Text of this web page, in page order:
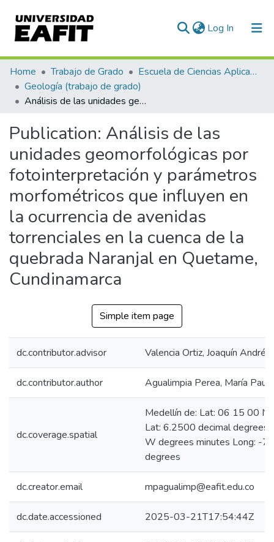
Log In (current)
Communities & Collections
All of DSpace
Home Trabajo de Grado
Escuela de Ciencias Aplicadas e Ingeniería
Geología (trabajo de grado)
Análisis de las unidades geomorfológicas por fotointerpretación y parámetros morfométricos que influyen en la ocurrencia de avenidas torrenciales en la cuenca de la quebrada Naranjal en Quetame, Cundinamarca
Publication: Análisis de las
unidades geomorfológicas por
fotointerpretación y parámetros
morfométricos que influyen en
la ocurrencia de avenidas
torrenciales en la cuenca de la
quebrada Naranjal en Quetame,
Cundinamarca
Simple item page
dc.contributor.advisor Valencia Ortiz, Joaquín Andrés
dc.contributor.author Agualimpia Perea, María Paula
dc.coverage.spatial
Medellín de: Lat: 06 15 00 N
Lat: 6.2500 decimal
W degrees minutes Long: -
degrees
dc.creator.email mpagualimp@eafit.edu.co
dc.date.accessioned 2025-03-21T17:54:44Z